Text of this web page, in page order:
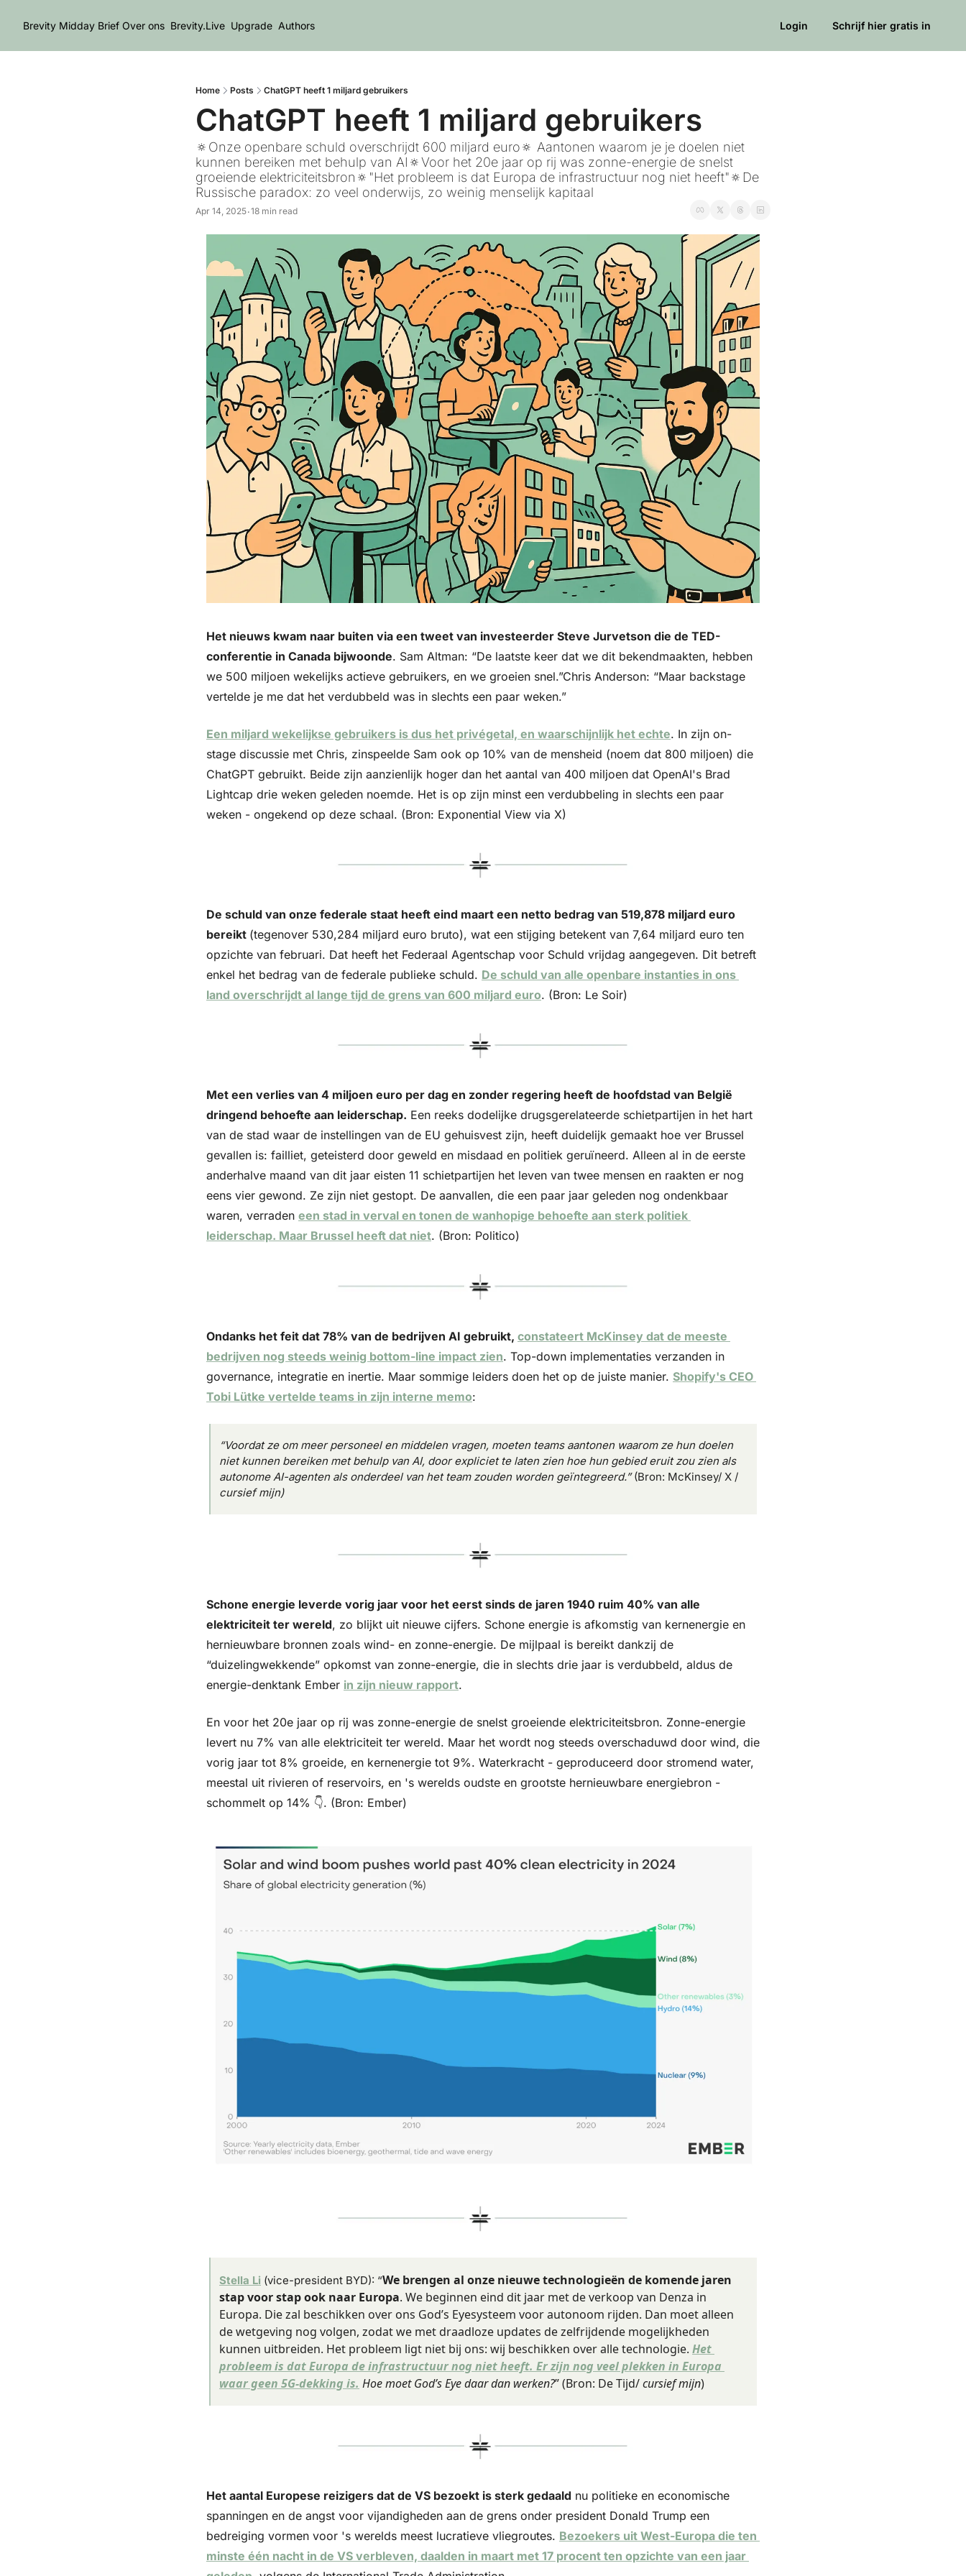
Brevity Midday Brief Over ons Brevity.Live Upgrade Authors Login Schrijf hier gratis in
Home Posts ChatGPT heeft 1 miljard gebruikers
ChatGPT heeft 1 miljard gebruikers
🔅Onze openbare schuld overschrijdt 600 miljard euro🔅 Aantonen waarom je je doelen niet
kunnen bereiken met behulp van AI🔅Voor het 20e jaar op rij was zonne-energie de snelst
groeiende elektriciteitsbron🔅"Het probleem is dat Europa de infrastructuur nog niet heeft"🔅De
Russische paradox: zo veel onderwijs, zo weinig menselijk kapitaal
Apr 14, 2025•18 min read
Het nieuws kwam naar buiten via een tweet van investeerder Steve Jurvetson die de TED-
conferentie in Canada bijwoonde. Sam Altman: “De laatste keer dat we dit bekendmaakten, hebben
we 500 miljoen wekelijks actieve gebruikers, en we groeien snel.”Chris Anderson: “Maar backstage
vertelde je me dat het verdubbeld was in slechts een paar weken.”
Een miljard wekelijkse gebruikers is dus het privégetal, en waarschijnlijk het echte. In zijn on-
stage discussie met Chris, zinspeelde Sam ook op 10% van de mensheid (noem dat 800 miljoen) die
ChatGPT gebruikt. Beide zijn aanzienlijk hoger dan het aantal van 400 miljoen dat OpenAI's Brad
Lightcap drie weken geleden noemde. Het is op zijn minst een verdubbeling in slechts een paar
weken - ongekend op deze schaal. (Bron: Exponential View via X)
De schuld van onze federale staat heeft eind maart een netto bedrag van 519,878 miljard euro
bereikt (tegenover 530,284 miljard euro bruto), wat een stijging betekent van 7,64 miljard euro ten
opzichte van februari. Dat heeft het Federaal Agentschap voor Schuld vrijdag aangegeven. Dit betreft
enkel het bedrag van de federale publieke schuld. De schuld van alle openbare instanties in ons
land overschrijdt al lange tijd de grens van 600 miljard euro. (Bron: Le Soir)
Met een verlies van 4 miljoen euro per dag en zonder regering heeft de hoofdstad van België
dringend behoefte aan leiderschap. Een reeks dodelijke drugsgerelateerde schietpartijen in het hart
van de stad waar de instellingen van de EU gehuisvest zijn, heeft duidelijk gemaakt hoe ver Brussel
gevallen is: failliet, geteisterd door geweld en misdaad en politiek geruïneerd. Alleen al in de eerste
anderhalve maand van dit jaar eisten 11 schietpartijen het leven van twee mensen en raakten er nog
eens vier gewond. Ze zijn niet gestopt. De aanvallen, die een paar jaar geleden nog ondenkbaar
waren, verraden een stad in verval en tonen de wanhopige behoefte aan sterk politiek
leiderschap. Maar Brussel heeft dat niet. (Bron: Politico)
Ondanks het feit dat 78% van de bedrijven AI gebruikt, constateert McKinsey dat de meeste
bedrijven nog steeds weinig bottom-line impact zien. Top-down implementaties verzanden in
governance, integratie en inertie. Maar sommige leiders doen het op de juiste manier. Shopify's CEO
Tobi Lütke vertelde teams in zijn interne memo:
“Voordat ze om meer personeel en middelen vragen, moeten teams aantonen waarom ze hun doelen
niet kunnen bereiken met behulp van AI, door expliciet te laten zien hoe hun gebied eruit zou zien als
autonome AI-agenten als onderdeel van het team zouden worden geïntegreerd.” (Bron: McKinsey/ X /
cursief mijn)
Schone energie leverde vorig jaar voor het eerst sinds de jaren 1940 ruim 40% van alle
elektriciteit ter wereld, zo blijkt uit nieuwe cijfers. Schone energie is afkomstig van kernenergie en
hernieuwbare bronnen zoals wind- en zonne-energie. De mijlpaal is bereikt dankzij de
“duizelingwekkende” opkomst van zonne-energie, die in slechts drie jaar is verdubbeld, aldus de
energie-denktank Ember in zijn nieuw rapport.
En voor het 20e jaar op rij was zonne-energie de snelst groeiende elektriciteitsbron. Zonne-energie
levert nu 7% van alle elektriciteit ter wereld. Maar het wordt nog steeds overschaduwd door wind, die
vorig jaar tot 8% groeide, en kernenergie tot 9%. Waterkracht - geproduceerd door stromend water,
meestal uit rivieren of reservoirs, en 's werelds oudste en grootste hernieuwbare energiebron -
schommelt op 14% 👇. (Bron: Ember)
Stella Li (vice-president BYD): “We brengen al onze nieuwe technologieën de komende jaren
stap voor stap ook naar Europa. We beginnen eind dit jaar met de verkoop van Denza in
Europa. Die zal beschikken over ons God’s Eyesysteem voor autonoom rijden. Dan moet alleen
de wetgeving nog volgen, zodat we met draadloze updates de zelfrijdende mogelijkheden
kunnen uitbreiden. Het probleem ligt niet bij ons: wij beschikken over alle technologie. Het
probleem is dat Europa de infrastructuur nog niet heeft. Er zijn nog veel plekken in Europa
waar geen 5G-dekking is. Hoe moet God’s Eye daar dan werken?” (Bron: De Tijd/ cursief mijn)
Het aantal Europese reizigers dat de VS bezoekt is sterk gedaald nu politieke en economische
spanningen en de angst voor vijandigheden aan de grens onder president Donald Trump een
bedreiging vormen voor 's werelds meest lucratieve vliegroutes. Bezoekers uit West-Europa die ten
minste één nacht in de VS verbleven, daalden in maart met 17 procent ten opzichte van een jaar